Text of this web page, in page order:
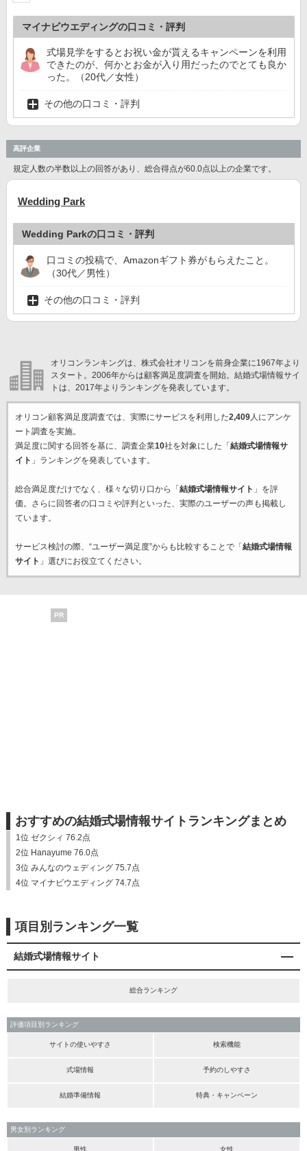
マイナビウエディングの口コミ・評判
式場見学をするとお祝い金が貰えるキャンペーンを利用
できたのが、何かとお金が入り用だったのでとても良か
った。（20代／女性）
その他の口コミ・評判
高評企業
規定人数の半数以上の回答があり、総合得点が60.0点以上の企業です。
Wedding Park
Wedding Parkの口コミ・評判
口コミの投稿で、Amazonギフト券がもらえたこと。
（30代／男性）
その他の口コミ・評判
オリコンランキングは、株式会社オリコンを前身企業に1967年より
スタート。2006年からは顧客満足度調査を開始。結婚式場情報サイ
トは、2017年よりランキングを発表しています。
オリコン顧客満足度調査では、実際にサービスを利用した2,409人にアンケ
ート調査を実施。
満足度に関する回答を基に、調査企業10社を対象にした「 結婚式場情報サ
イト 」ランキングを発表しています。
総合満足度だけでなく、様々な切り口から「 結婚式場情報サイト 」を評
価。さらに回答者の口コミや評判といった、実際のユーザーの声も掲載し
ています。
サービス検討の際、“ユーザー満足度”からも比較することで「 結婚式場情報
サイト 」選びにお役立てください。
PR
おすすめの結婚式場情報サイトランキングまとめ
1位 ゼクシィ 76.2点
2位 Hanayume 76.0点
3位 みんなのウェディング 75.7点
4位 マイナビウエディング 74.7点
項目別ランキング一覧
結婚式場情報サイト
総合ランキング
評価項目別ランキング
サイトの使いやすさ 検索機能
式場情報 予約のしやすさ
結婚準備情報 特典・キャンペーン
男女別ランキング
男性 女性